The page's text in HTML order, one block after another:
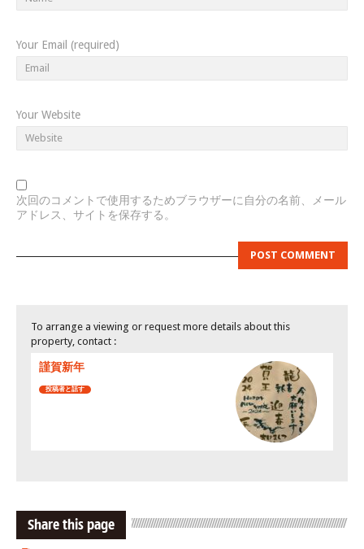
Your Email (required)
Your Website
次回のコメントで使用するためブラウザーに自分の名前、メール
アドレス、サイトを保存する。
To arrange a viewing or request more details about this
property, contact :
謹賀新年
投稿者と話す
Share this page